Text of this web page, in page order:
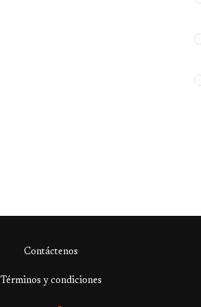
Contáctenos
Términos y condiciones